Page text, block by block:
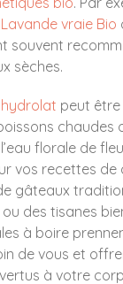
vraie Bio
souvent
sèches.
peut
chaudes
florale de
vos recettes de
gâteaux
des tisanes
à boire
de vous et
à votre